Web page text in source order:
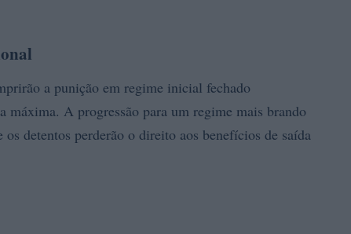
a punição em regime inicial fechado
máxima. A progressão para um regime mais brando
os detentos perderão o direito aos benefícios de saída